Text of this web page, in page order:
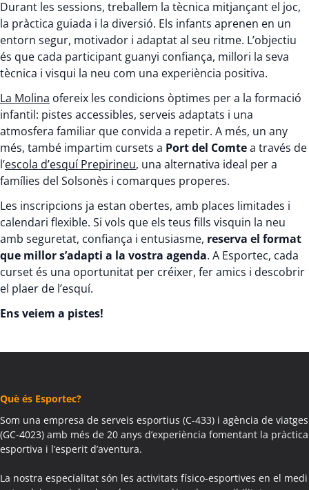
Durant les sessions, treballem la tècnica mitjançant el joc,
la pràctica guiada i la diversió. Els infants aprenen en un
entorn segur, motivador i adaptat al seu ritme. L’objectiu
és que cada participant guanyi confiança, millori la seva
tècnica i visqui la neu com una experiència positiva.
La Molina ofereix les condicions òptimes per a la formació
infantil: pistes accessibles, serveis adaptats i una
atmosfera familiar que convida a repetir. A més, un any
més, també impartim cursets a Port del Comtea través de
l’escola d’esquí Prepirineu, una alternativa ideal per a
famílies del Solsonès i comarques properes.
Les inscripcions ja estan obertes, amb places limitades i
calendari flexible. Si vols que els teus fills visquin la neu
amb seguretat, confiança i entusiasme, reserva el format
que millor s’adapti a la vostra agenda. A Esportec, cada
curset és una oportunitat per créixer, fer amics i descobrir
el plaer de l’esquí.
Ens veiem a pistes!
Què és Esportec?
Som una empresa de serveis esportius (C-433) i agència de viatges
(GC-4023) amb més de 20 anys d’experiència fomentant la pràctica
esportiva i l’esperit d’aventura.
La nostra especialitat són les activitats físico-esportives en el medi